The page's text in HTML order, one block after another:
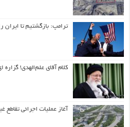
ترامپ: بازگشتیم تا ایران
کلام آقای علم‌الهدی! گزاره
آغاز عملیات اجرائی